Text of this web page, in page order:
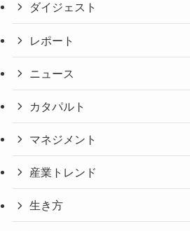
ダイジェスト
レポート
ニュース
カタパルト
マネジメント
産業トレンド
生き方